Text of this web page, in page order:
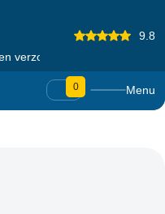
verzonden)
9.8
0 Menu